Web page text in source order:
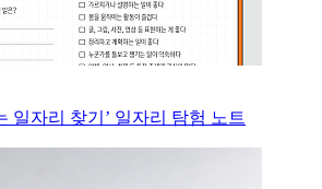
일자리 찾기’ 일자리 탐험 노트